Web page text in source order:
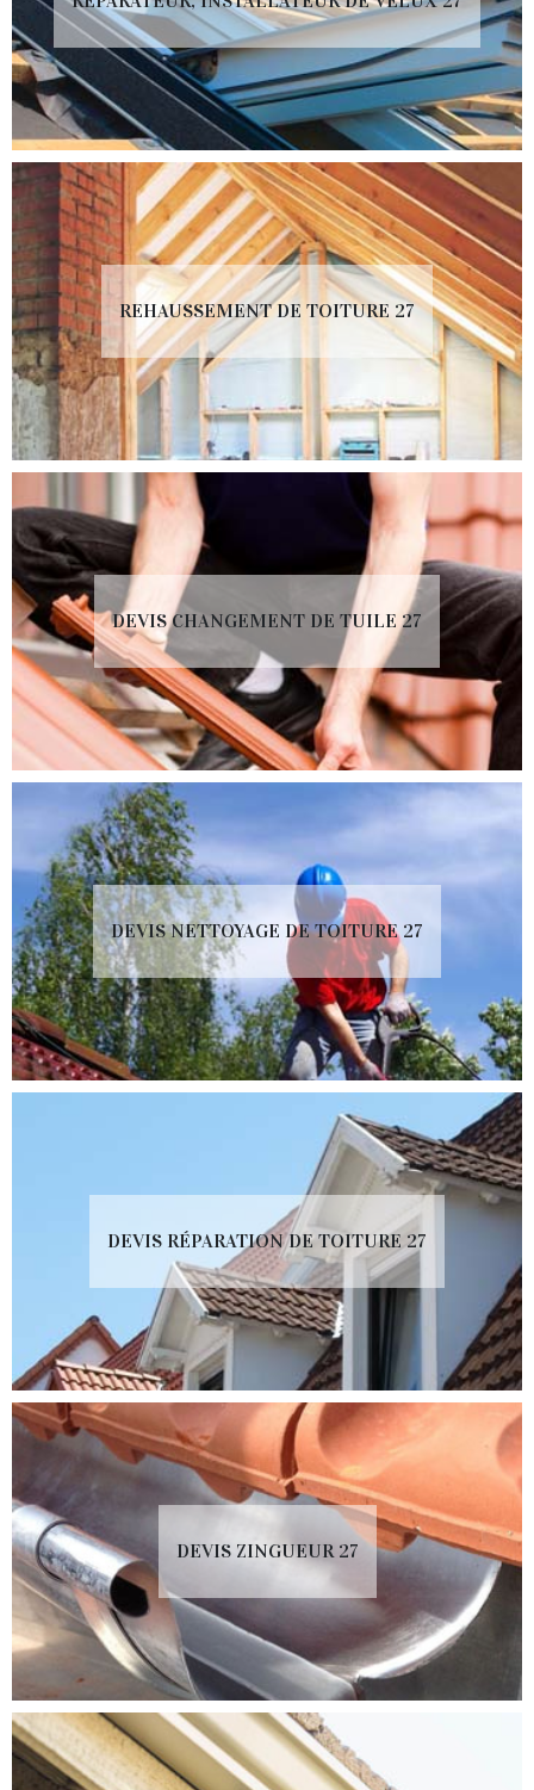
REHAUSSEMENT DE TOITURE 27
DEVIS CHANGEMENT DE TUILE 27
DEVIS NETTOYAGE DE TOITURE 27
DEVIS RÉPARATION DE TOITURE 27
DEVIS ZINGUEUR 27